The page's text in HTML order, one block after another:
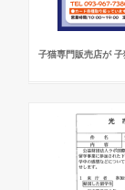
子猫専門販売店が